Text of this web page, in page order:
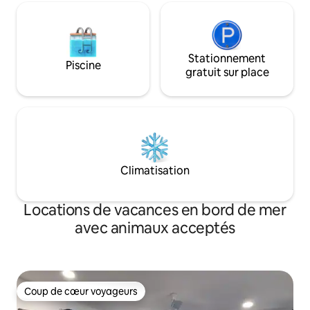
Piscine
Stationnement
gratuit sur place
Climatisation
Locations de vacances en bord de mer
avec animaux acceptés
Coup de cœur voyageurs
Coup de cœur voyageurs